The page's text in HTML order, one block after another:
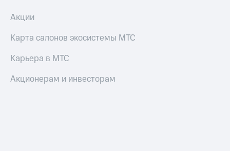
Акции
Карта салонов экосистемы МТС
Карьера в МТС
Акционерам и инвесторам